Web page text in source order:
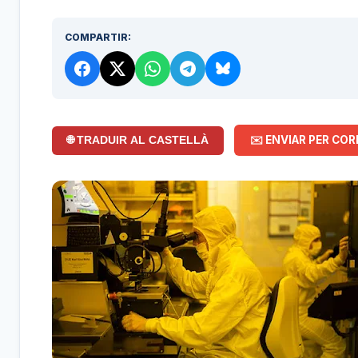
COMPARTIR:
🌐 TRADUIR AL CASTELLÀ ✉️ ENVIAR PER